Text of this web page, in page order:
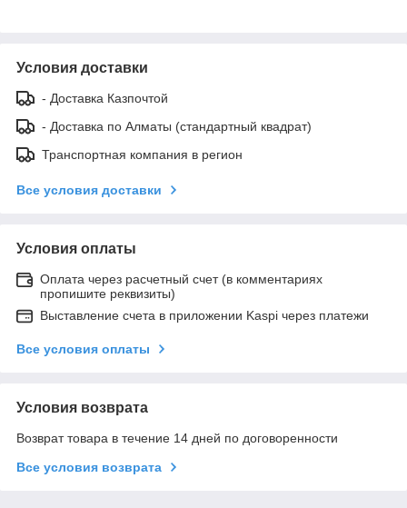
Условия доставки
- Доставка Казпочтой
- Доставка по Алматы (стандартный квадрат)
Транспортная компания в регион
Все условия доставки
Условия оплаты
Оплата через расчетный счет (в комментариях
пропишите реквизиты)
Выставление счета в приложении Kaspi через платежи
Все условия оплаты
Условия возврата
Возврат товара в течение 14 дней по договоренности
Все условия возврата